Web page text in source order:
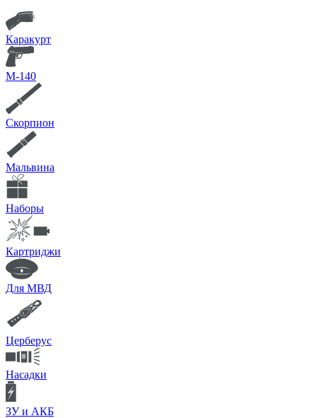
Каракурт
М-140
Скорпион
Мальвина
Наборы
Картриджи
Для МВД
Церберус
Насадки
ЗУ и АКБ